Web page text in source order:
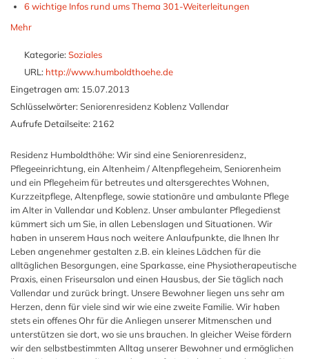
6 wichtige Infos rund ums Thema 301-Weiterleitungen
Mehr
Kategorie: Soziales
URL: http://www.humboldthoehe.de
Eingetragen am: 15.07.2013
Schlüsselwörter: Seniorenresidenz Koblenz Vallendar
Aufrufe Detailseite: 2162
Residenz Humboldthöhe: Wir sind eine Seniorenresidenz,
Pflegeeinrichtung, ein Altenheim / Altenpflegeheim, Seniorenheim
und ein Pflegeheim für betreutes und altersgerechtes Wohnen,
Kurzzeitpflege, Altenpflege, sowie stationäre und ambulante Pflege
im Alter in Vallendar und Koblenz. Unser ambulanter Pflegedienst
kümmert sich um Sie, in allen Lebenslagen und Situationen. Wir
haben in unserem Haus noch weitere Anlaufpunkte, die Ihnen Ihr
Leben angenehmer gestalten z.B. ein kleines Lädchen für die
alltäglichen Besorgungen, eine Sparkasse, eine Physiotherapeutische
Praxis, einen Friseursalon und einen Hausbus, der Sie täglich nach
Vallendar und zurück bringt. Unsere Bewohner liegen uns sehr am
Herzen, denn für viele sind wir wie eine zweite Familie. Wir haben
stets ein offenes Ohr für die Anliegen unserer Mitmenschen und
unterstützen sie dort, wo sie uns brauchen. In gleicher Weise fördern
wir den selbstbestimmten Alltag unserer Bewohner und ermöglichen